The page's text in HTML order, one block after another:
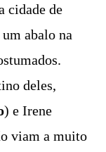
cidade de
abalo na
deles,
) e Irene
viam a muito